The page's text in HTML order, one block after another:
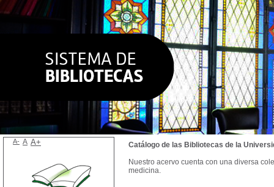
Catálogo de las Bibliotecas de la
Nuestro acervo cuenta con una diversa
medicina.
A- A A+